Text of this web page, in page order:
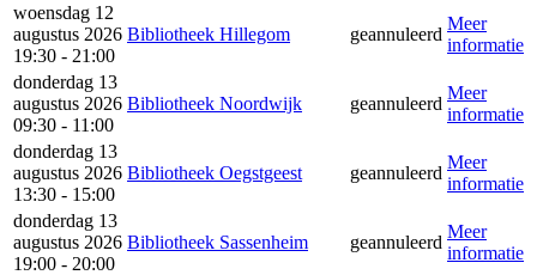
woensdag 12
augustus 2026
19:30 - 21:00
Bibliotheek Hillegom geannuleerd
Meer
informatie
donderdag 13
augustus 2026
09:30 - 11:00
Bibliotheek Noordwijk geannuleerd
Meer
informatie
donderdag 13
augustus 2026
13:30 - 15:00
Bibliotheek Oegstgeest geannuleerd
Meer
informatie
donderdag 13
augustus 2026
19:00 - 20:00
Bibliotheek Sassenheim geannuleerd
Meer
informatie